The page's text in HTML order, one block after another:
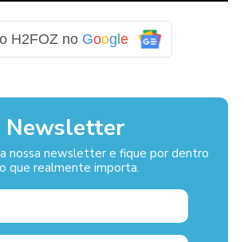
H2FOZ no Google
Newsletter
nossa newsletter e fique por dentro
que realmente importa.